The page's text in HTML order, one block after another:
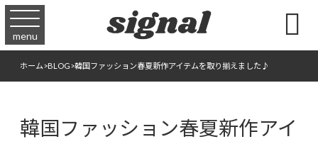
menu 
ホーム>BLOG>韓国ファッション春夏新作アイテムを取り揃えました♪
韓国ファッション春夏新作アイ